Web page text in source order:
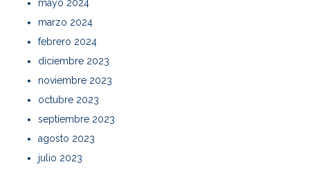
mayo 2024
marzo 2024
febrero 2024
diciembre 2023
noviembre 2023
octubre 2023
septiembre 2023
agosto 2023
julio 2023